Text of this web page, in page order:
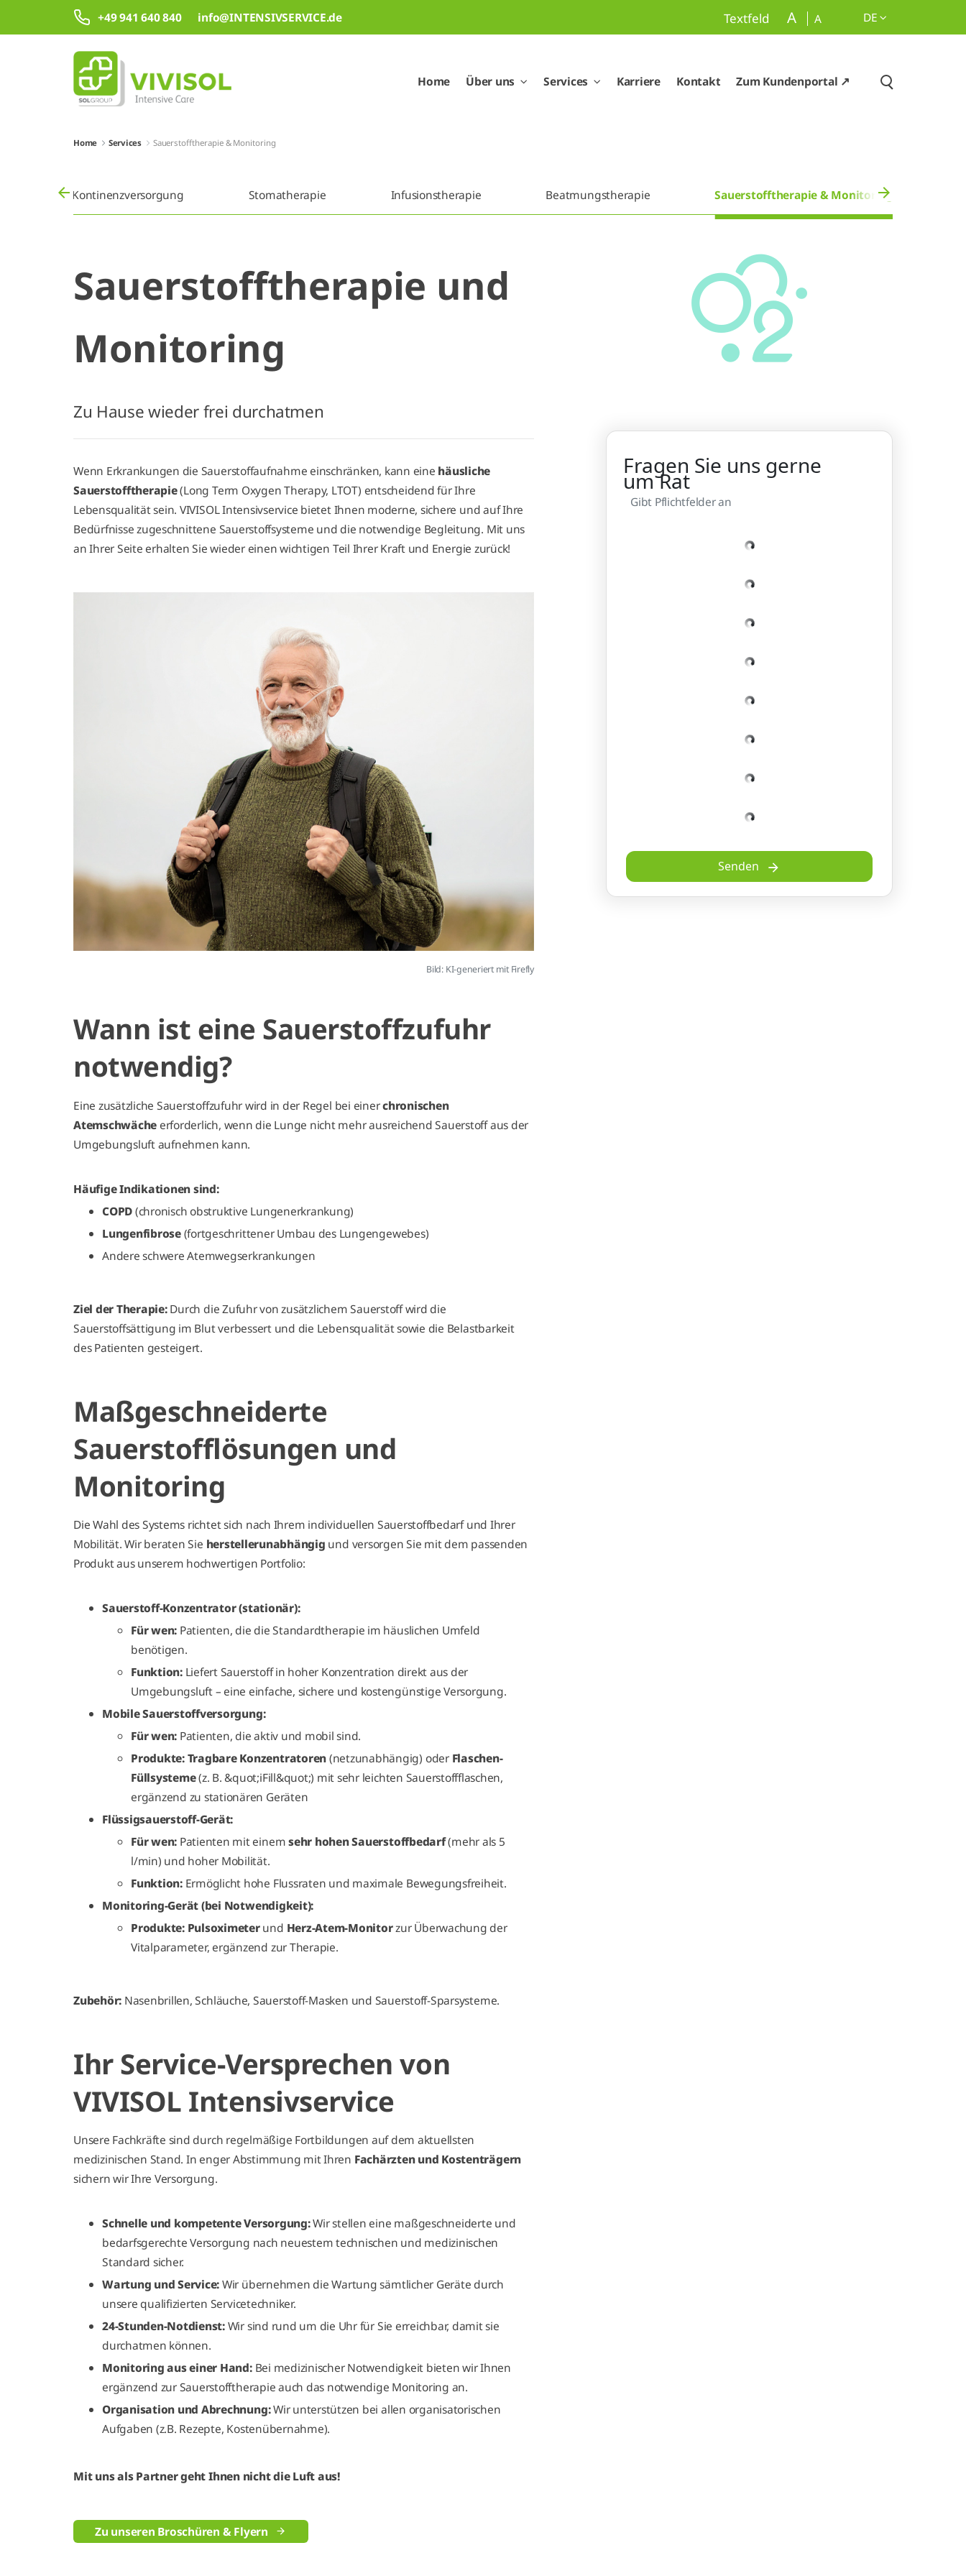
Zum Hauptinhalt springen+49 941 640 840 info@INTENSIVSERVICE.de Textfeld A A DE
Home Über uns Services Karriere Kontakt Zum Kundenportal ↗
Home Services Sauerstofftherapie & Monitoring
Kontinenzversorgung Stomatherapie Infusionstherapie Beatmungstherapie Sauerstofftherapie & Monitoring
Sauerstofftherapie und
Monitoring
Zu Hause wieder frei durchatmen
Wenn Erkrankungen die Sauerstoffaufnahme einschränken, kann eine häusliche
Sauerstofftherapie(Long Term Oxygen Therapy, LTOT) entscheidend für Ihre
Lebensqualität sein. VIVISOL Intensivservice bietet Ihnen moderne, sichere und auf Ihre
Bedürfnisse zugeschnittene Sauerstoffsysteme und die notwendige Begleitung. Mit uns
an Ihrer Seite erhalten Sie wieder einen wichtigen Teil Ihrer Kraft und Energie zurück!
Bild: KI-generiert mit Firefly
Wann ist eine Sauerstoffzufuhr
notwendig?
Eine zusätzliche Sauerstoffzufuhr wird in der Regel bei einerchronischen
Atemschwäche erforderlich, wenn die Lunge nicht mehr ausreichend Sauerstoff aus der
Umgebungsluft aufnehmen kann.
Häufige Indikationen sind:
COPD(chronisch obstruktive Lungenerkrankung)
Lungenfibrose(fortgeschrittener Umbau des Lungengewebes)
Andere schwere Atemwegserkrankungen
Ziel der Therapie:Durch die Zufuhr von zusätzlichem Sauerstoff wird die
Sauerstoffsättigung im Blut verbessert und die Lebensqualität sowie die Belastbarkeit
des Patienten gesteigert.
Maßgeschneiderte
Sauerstofflösungen und
Monitoring
Die Wahl des Systems richtet sich nach Ihrem individuellen Sauerstoffbedarf und Ihrer
Mobilität. Wir beraten Sie herstellerunabhängig und versorgen Sie mit dem passenden
Produkt aus unserem hochwertigen Portfolio:
Sauerstoff-Konzentrator (stationär):
Für wen: Patienten, die die Standardtherapie im häuslichen Umfeld
benötigen.
Funktion:Liefert Sauerstoff in hoher Konzentration direkt aus der
Umgebungsluft – eine einfache, sichere und kostengünstige Versorgung.
Mobile Sauerstoffversorgung:
Für wen: Patienten, die aktiv und mobil sind.
Produkte: Tragbare Konzentratoren(netzunabhängig) oder Flaschen-
Füllsysteme(z. B. &quot;iFill&quot;) mit sehr leichten Sauerstoffflaschen,
ergänzend zu stationären Geräten
Flüssigsauerstoff-Gerät:
Für wen: Patienten mit einemsehr hohen Sauerstoffbedarf(mehr als 5
l/min) und hoher Mobilität.
Funktion:Ermöglicht hohe Flussraten und maximale Bewegungsfreiheit.
Monitoring-Gerät (bei Notwendigkeit):
Produkte: Pulsoximeterund Herz-Atem-Monitorzur Überwachung der
Vitalparameter, ergänzend zur Therapie.
Zubehör: Nasenbrillen, Schläuche, Sauerstoff-Masken und Sauerstoff-Sparsysteme.
Ihr Service-Versprechen von
VIVISOL Intensivservice
Unsere Fachkräfte sind durch regelmäßige Fortbildungen auf dem aktuellsten
medizinischen Stand. In enger Abstimmung mit Ihren Fachärzten und Kostenträgern
sichern wir Ihre Versorgung.
Schnelle und kompetente Versorgung:Wir stellen eine maßgeschneiderte und
bedarfsgerechte Versorgung nach neuestem technischen und medizinischen
Standard sicher.
Wartung und Service:Wir übernehmen die Wartung sämtlicher Geräte durch
unsere qualifizierten Servicetechniker.
24-Stunden-Notdienst:Wir sind rund um die Uhr für Sie erreichbar, damit sie
durchatmen können.
Monitoring aus einer Hand:Bei medizinischer Notwendigkeit bieten wir Ihnen
ergänzend zur Sauerstofftherapie auch das notwendige Monitoring an.
Organisation und Abrechnung:Wir unterstützen bei allen organisatorischen
Aufgaben (z.B. Rezepte, Kostenübernahme).
Mit uns als Partner geht Ihnen nicht die Luft aus!
Zu unseren Broschüren & Flyern
Fragen Sie uns gerne
um Rat
Gibt Pflichtfelder an
Senden